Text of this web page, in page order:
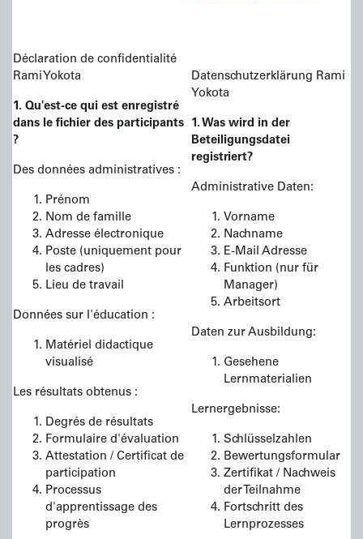
Déclaration de confidentialité
Rami Yokota
1. Qu'est-ce qui est enregistré
dans le fichier des participants
?
Des données administratives :
Prénom
Nom de famille
Adresse électronique
Poste (uniquement pour
les cadres)
Lieu de travail
Données sur l'éducation :
Matériel didactique
visualisé
Les résultats obtenus :
Degrés de résultats
Formulaire d'évaluation
Attestation / Certificat de
participation
Processus
d'apprentissage des
progrès
Datenschutzerklärung Rami
Yokota
1. Was wird in der
Beteiligungsdatei
registriert?
Administrative Daten:
Vorname
Nachname
E-Mail Adresse
Funktion (nur für
Manager)
Arbeitsort
Daten zur Ausbildung:
Gesehene
Lernmaterialien
Lernergebnisse:
Schlüsselzahlen
Bewertungsformular
Zertifikat / Nachweis
der Teilnahme
Fortschritt des
Lernprozesses